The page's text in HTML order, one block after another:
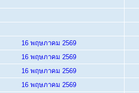
16 พฤษภาคม 2569
16 พฤษภาคม 2569
16 พฤษภาคม 2569
16 พฤษภาคม 2569